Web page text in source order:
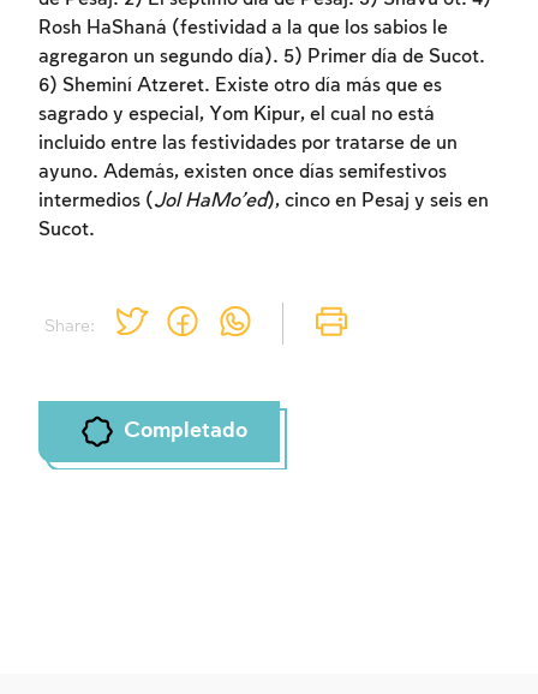
Share:
Rosh HaShaná (festividad a la que los sabios le
agregaron un segundo día). 5) Primer día de Sucot.
6) Sheminí Atzeret. Existe otro día más que es
sagrado y especial, Yom Kipur, el cual no está
incluido entre las festividades por tratarse de un
ayuno. Además, existen once días semifestivos
intermedios (Jol HaMo’ed), cinco en Pesaj y seis en
Sucot.
Completado